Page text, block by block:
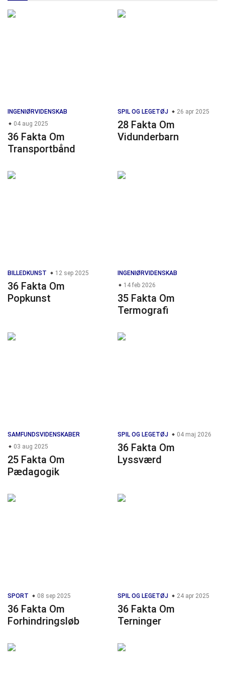
INGENIØRVIDENSKAB
04 aug 2025
36 Fakta Om
Transportbånd
SPIL OG LEGETØJ 26 apr 2025
28 Fakta Om
Vidunderbarn
BILLEDKUNST 12 sep 2025
36 Fakta Om
Popkunst
INGENIØRVIDENSKAB
14 feb 2026
35 Fakta Om
Termografi
SAMFUNDSVIDENSKABER
03 aug 2025
25 Fakta Om
Pædagogik
SPIL OG LEGETØJ 04 maj 2026
36 Fakta Om
Lyssværd
SPORT 08 sep 2025
36 Fakta Om
Forhindringsløb
SPIL OG LEGETØJ 24 apr 2025
36 Fakta Om
Terninger